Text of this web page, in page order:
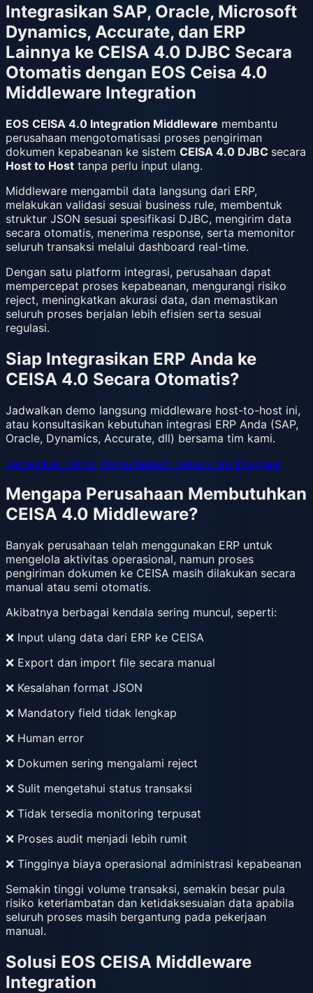
Integrasikan SAP, Oracle, Microsoft
Dynamics, Accurate, dan ERP
Lainnya ke CEISA 4.0 DJBC Secara
Otomatis dengan EOS Ceisa 4.0
Middleware Integration
EOS CEISA 4.0 Integration Middleware membantu
perusahaan mengotomatisasi proses pengiriman
dokumen kepabeanan ke sistem CEISA 4.0 DJBC secara
Host to Host tanpa perlu input ulang.
Middleware mengambil data langsung dari ERP,
melakukan validasi sesuai business rule, membentuk
struktur JSON sesuai spesifikasi DJBC, mengirim data
secara otomatis, menerima response, serta memonitor
seluruh transaksi melalui dashboard real-time.
Dengan satu platform integrasi, perusahaan dapat
mempercepat proses kepabeanan, mengurangi risiko
reject, meningkatkan akurasi data, dan memastikan
seluruh proses berjalan lebih efisien serta sesuai
regulasi.
Siap Integrasikan ERP Anda ke
CEISA 4.0 Secara Otomatis?
Jadwalkan demo langsung middleware host-to-host ini,
atau konsultasikan kebutuhan integrasi ERP Anda (SAP,
Oracle, Dynamics, Accurate, dll) bersama tim kami.
Jadwalkan Demo Konsultasikan Kebutuhan Integrasi
Mengapa Perusahaan Membutuhkan
CEISA 4.0 Middleware?
Banyak perusahaan telah menggunakan ERP untuk
mengelola aktivitas operasional, namun proses
pengiriman dokumen ke CEISA masih dilakukan secara
manual atau semi otomatis.
Akibatnya berbagai kendala sering muncul, seperti:
❌ Input ulang data dari ERP ke CEISA
❌ Export dan import file secara manual
❌ Kesalahan format JSON
❌ Mandatory field tidak lengkap
❌ Human error
❌ Dokumen sering mengalami reject
❌ Sulit mengetahui status transaksi
❌ Tidak tersedia monitoring terpusat
❌ Proses audit menjadi lebih rumit
❌ Tingginya biaya operasional administrasi kepabeanan
Semakin tinggi volume transaksi, semakin besar pula
risiko keterlambatan dan ketidaksesuaian data apabila
seluruh proses masih bergantung pada pekerjaan
manual.
Solusi EOS CEISA Middleware
Integration